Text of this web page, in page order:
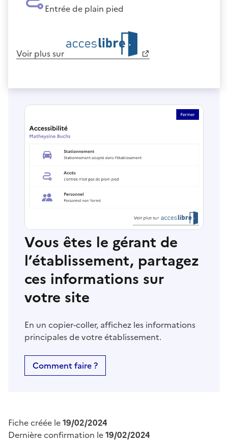
Entrée de plain pied
Voir plus sur
Vous êtes le gérant de
l’établissement, partagez
ces informations sur
votre site
En un copier-coller, affichez les informations
principales de votre établissement.
Comment faire ?
Fiche créée le19/02/2024
Dernière confirmation le19/02/2024